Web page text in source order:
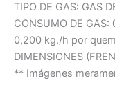
TIPO DE GAS: GAS
CONSUMO DE
0,200 kg./h por
DIMENSIONES
** Imágenes